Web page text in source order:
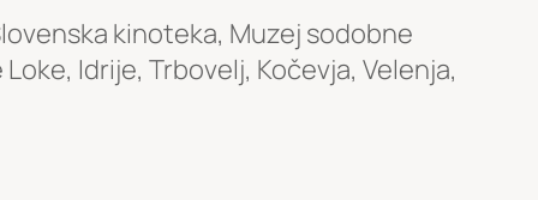
kinoteka, Muzej sodobne
Idrije, Trbovelj, Kočevja, Velenja,